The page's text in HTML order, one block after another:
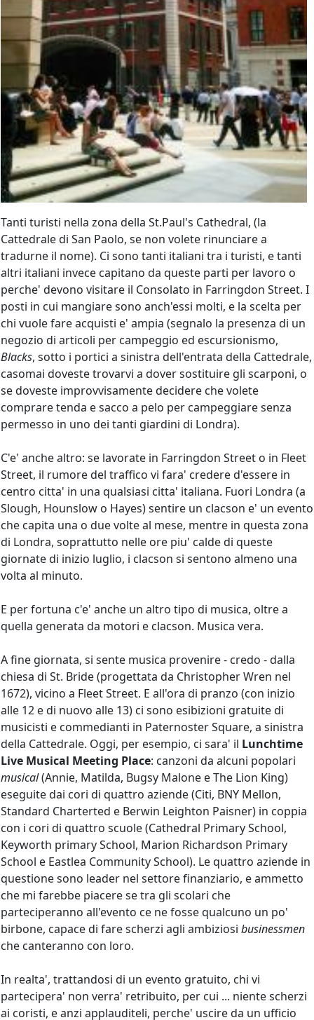
Tanti turisti nella zona della St.Paul's Cathedral, (la
Cattedrale di San Paolo, se non volete rinunciare a
tradurne il nome). Ci sono tanti italiani tra i turisti, e tanti
altri italiani invece capitano da queste parti per lavoro o
perche' devono visitare il Consolato in Farringdon Street. I
posti in cui mangiare sono anch'essi molti, e la scelta per
chi vuole fare acquisti e' ampia (segnalo la presenza di un
negozio di articoli per campeggio ed escursionismo,
Blacks, sotto i portici a sinistra dell'entrata della Cattedrale,
casomai doveste trovarvi a dover sostituire gli scarponi, o
se doveste improvvisamente decidere che volete
comprare tenda e sacco a pelo per campeggiare senza
permesso in uno dei tanti giardini di Londra).
C'e' anche altro: se lavorate in Farringdon Street o in Fleet
Street, il rumore del traffico vi fara' credere d'essere in
centro citta' in una qualsiasi citta' italiana. Fuori Londra (a
Slough, Hounslow o Hayes) sentire un clacson e' un evento
che capita una o due volte al mese, mentre in questa zona
di Londra, soprattutto nelle ore piu' calde di queste
giornate di inizio luglio, i clacson si sentono almeno una
volta al minuto.
E per fortuna c'e' anche un altro tipo di musica, oltre a
quella generata da motori e clacson. Musica vera.
A fine giornata, si sente musica provenire - credo - dalla
chiesa di St. Bride (progettata da Christopher Wren nel
1672), vicino a Fleet Street. E all'ora di pranzo (con inizio
alle 12 e di nuovo alle 13) ci sono esibizioni gratuite di
musicisti e commedianti in Paternoster Square, a sinistra
della Cattedrale. Oggi, per esempio, ci sara' il Lunchtime
Live Musical Meeting Place: canzoni da alcuni popolari
musical(Annie, Matilda, Bugsy Malone e The Lion King)
eseguite dai cori di quattro aziende (Citi, BNY Mellon,
Standard Charterted e Berwin Leighton Paisner) in coppia
con i cori di quattro scuole (Cathedral Primary School,
Keyworth primary School, Marion Richardson Primary
School e Eastlea Community School). Le quattro aziende in
questione sono leader nel settore finanziario, e ammetto
che mi farebbe piacere se tra gli scolari che
parteciperanno all'evento ce ne fosse qualcuno un po'
birbone, capace di fare scherzi agli ambiziosi businessmen
che canteranno con loro.
In realta', trattandosi di un evento gratuito, chi vi
partecipera' non verra' retribuito, per cui ... niente scherzi
ai coristi, e anzi applauditeli, perche' uscire da un ufficio